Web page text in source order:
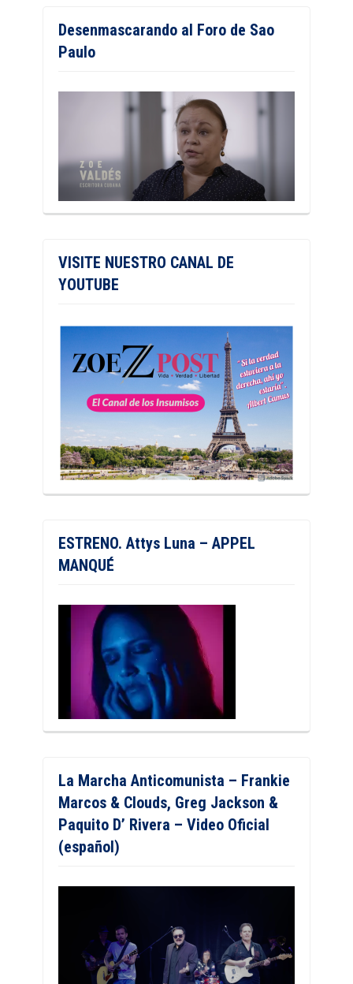
Desenmascarando al Foro de Sao
Paulo
VISITE NUESTRO CANAL DE
YOUTUBE
ESTRENO. Attys Luna – APPEL
MANQUÉ
La Marcha Anticomunista – Frankie
Marcos & Clouds, Greg Jackson &
Paquito D’ Rivera – Video Oficial
(español)